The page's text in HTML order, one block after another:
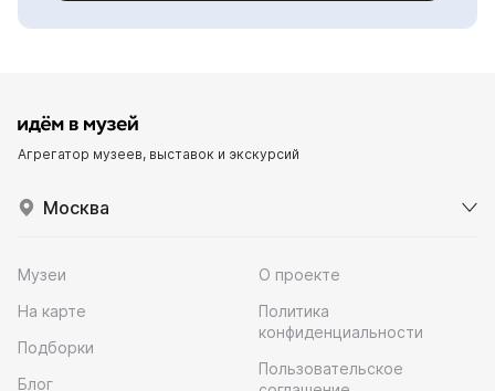
Агрегатор музеев, выставок и экскурсий
Москва
Музеи
На карте
Подборки
Блог
О проекте
Политика
конфиденциальности
Пользовательское